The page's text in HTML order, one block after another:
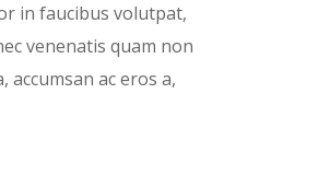
in faucibus volutpat,
venenatis quam non
ac eros a,